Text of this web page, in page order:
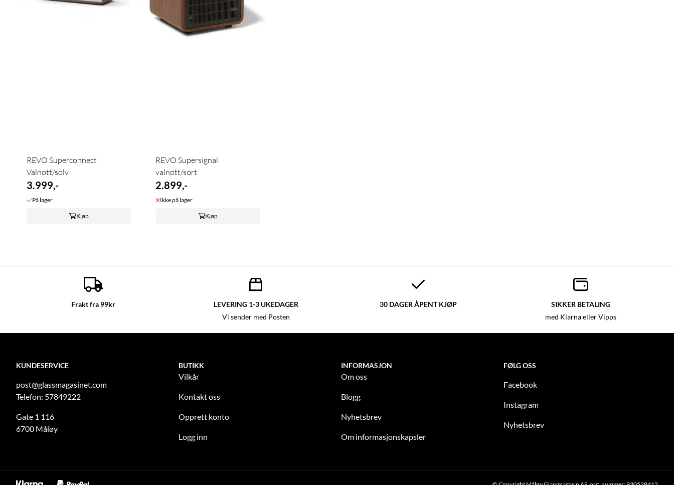
REVO Superconnect
Valnøtt/sølv
3.999,-
På lager
Kjøp
REVO Supersignal
valnøtt/sort
2.899,-
Ikke på lager
Kjøp
Frakt fra 99kr LEVERING 1-3 UKEDAGER
Vi sender med Posten
30 DAGER ÅPENT KJØP SIKKER BETALING
med Klarna eller Vipps
KUNDESERVICE
post@glassmagasinet.com
Telefon: 57849222
Gate 1 116
6700 Måløy
BUTIKK
Vilkår
Kontakt oss
Opprett konto
Logg inn
INFORMASJON
Om oss
Blogg
Nyhetsbrev
Om informasjonskapsler
FØLG OSS
Facebook
Instagram
Nyhetsbrev